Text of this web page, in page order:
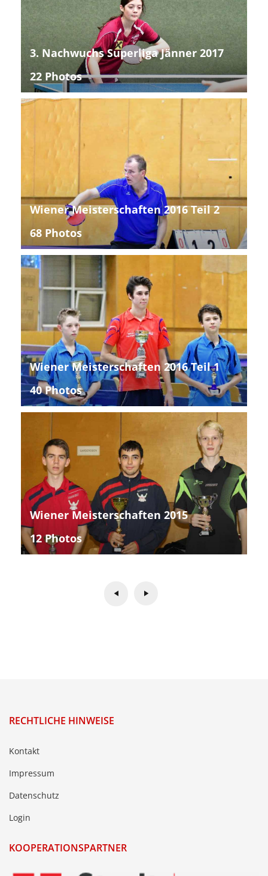
3. Nachwuchs Superliga Jänner 2017
22 Photos
Wiener Meisterschaften 2016 Teil 2
68 Photos
Wiener Meisterschaften 2016 Teil 1
40 Photos
Wiener Meisterschaften 2015
12 Photos
RECHTLICHE HINWEISE
Kontakt
Impressum
Datenschutz
Login
KOOPERATIONSPARTNER